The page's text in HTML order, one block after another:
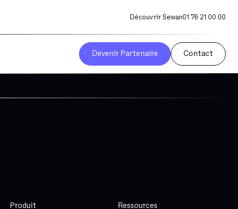
Découvrir Sewan01 76 21 00 00
Devenir Partenaire Contact
Produit Ressources